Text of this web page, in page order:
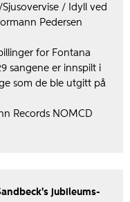
/ Idyll ved
Pedersen
for Fontana
sangene er innspilt i
som de ble utgitt på
Records NOMCD
jubileums-